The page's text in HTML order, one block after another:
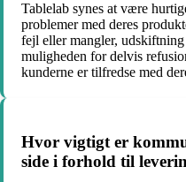
Tablelab synes at være
problemer med deres
fejl eller mangler,
muligheden for delvis
kunderne er tilfredse med
Hvor vigtigt er
side i forhold til